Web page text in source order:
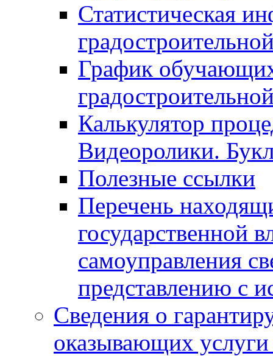
Статистическая
График
Калькулятор
Видеоролики.
Полезные ссылки
Перечень
государственной
самоуправления
представлению с
Сведения о
оказывающих